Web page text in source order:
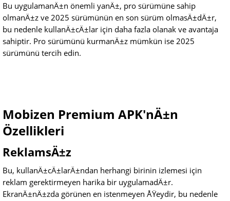
Bu uygulamanÄ±n önemli yanÄ±, pro sürümüne sahip
olmanÄ±z ve 2025 sürümünün en son sürüm olmasÄ±dÄ±r,
bu nedenle kullanÄ±cÄ±lar için daha fazla olanak ve avantaja
sahiptir. Pro sürümünü kurmanÄ±z mümkün ise 2025
sürümünü tercih edin.
Mobizen Premium APK'nÄ±n
Özellikleri
ReklamsÄ±z
Bu, kullanÄ±cÄ±larÄ±ndan herhangi birinin izlemesi için
reklam gerektirmeyen harika bir uygulamadÄ±r.
EkranÄ±nÄ±zda görünen en istenmeyen ÅŸeydir, bu nedenle